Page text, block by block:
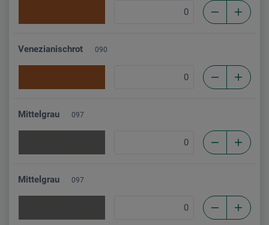
Venezianischrot 090
Mittelgrau 097
Mittelgrau 097